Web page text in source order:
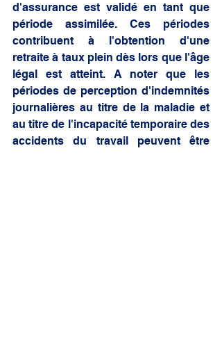
d'assurance est validé en tant que
période assimilée. Ces périodes
contribuent à l'obtention d'une
retraite à taux plein dès lors que l'âge
légal est atteint. A noter que les
périodes de perception d'indemnités
journalières au titre de la maladie et
au titre de l'incapacité temporaire des
accidents du travail peuvent être